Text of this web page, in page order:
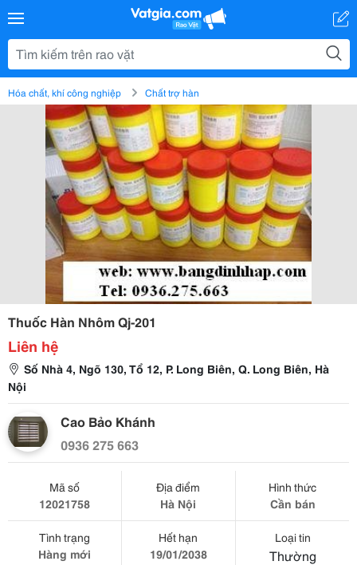
Hóa chất, khí công nghiệp Chất trợ hàn
Thuốc Hàn Nhôm Qj-201
Liên hệ
Số Nhà 4, Ngõ 130, Tổ 12, P. Long Biên, Q. Long Biên, Hà
Nội
Cao Bảo Khánh
0936 275 663
Mã số
12021758
Địa điểm
Hà Nội
Hình thức
Cần bán
Tình trạng
Hàng mới
Hết hạn
19/01/2038
Loại tin
Thường